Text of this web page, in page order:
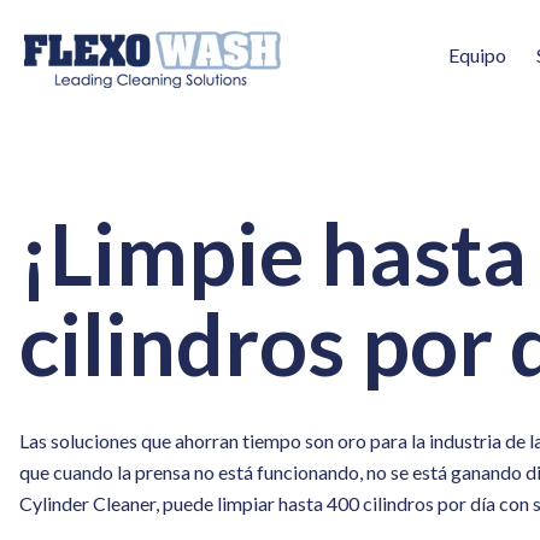
Equipo
¡Limpie
cilindros por
Las soluciones que ahorran tiempo son oro para la industria de
que cuando la prensa no está funcionando, no se está ganando
Cylinder Cleaner, puede limpiar hasta 400 cilindros por día con